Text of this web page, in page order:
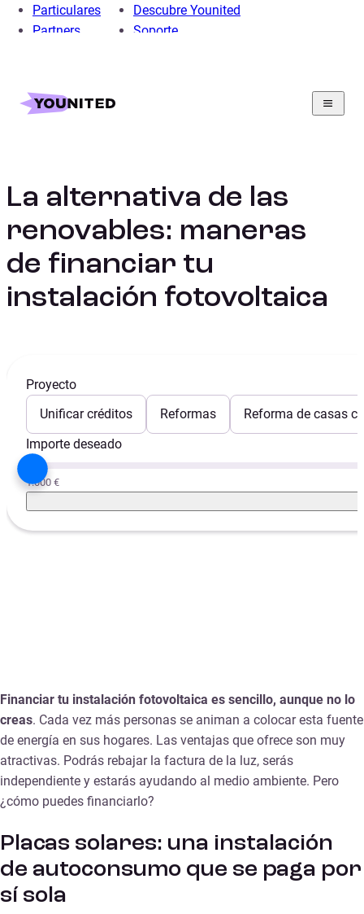
Particulares
Partners
Descubre Younited
Soporte
Home
Guía de préstamos para obtener liquidez
La alternativa de las
renovables: maneras
de financiar tu
instalación fotovoltaica
Proyecto
Unificar créditos
Reformas
Reforma de casas
Importe deseado
1.000 €
Financiar tu instalación fotovoltaica es sencillo, aunque no lo
creas. Cada vez más personas se animan a colocar esta fuente
de energía en sus hogares. Las ventajas que ofrece son muy
atractivas. Podrás rebajar la factura de la luz, serás
independiente y estarás ayudando al medio ambiente. Pero
¿cómo puedes financiarlo?
Placas solares: una instalación
de autoconsumo que se paga por
sí sola